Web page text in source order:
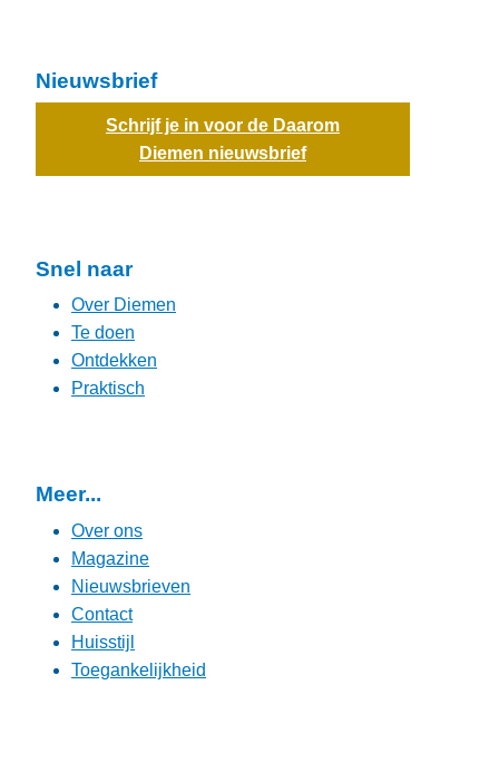
Nieuwsbrief
Schrijf je in voor de Daarom
Diemen nieuwsbrief
Snel naar
Over Diemen
Te doen
Ontdekken
Praktisch
Meer...
Over ons
Magazine
Nieuwsbrieven
Contact
Huisstijl
Toegankelijkheid